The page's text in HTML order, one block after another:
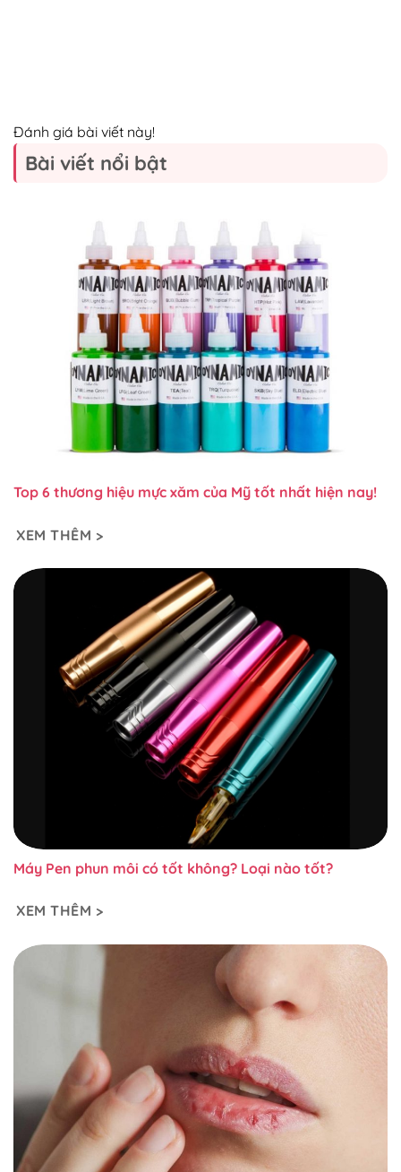
Đánh giá bài viết này!
Bài viết nổi bật
Top 6 thương hiệu mực xăm của Mỹ tốt nhất hiện nay!
XEM THÊM >
Máy Pen phun môi có tốt không? Loại nào tốt?
XEM THÊM >